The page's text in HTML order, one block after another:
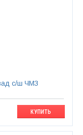
с/ш ЧМЗ
КУПИТЬ